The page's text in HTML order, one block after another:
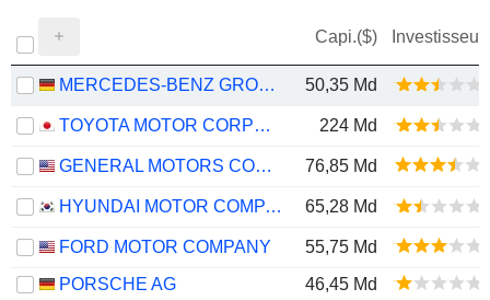
Capi.($) Investisseur
MERCEDES-BENZ GROUP AG 50,35 Md
TOYOTA MOTOR CORPORATION 224 Md
GENERAL MOTORS COMPANY 76,85 Md
HYUNDAI MOTOR COMPANY 65,28 Md
FORD MOTOR COMPANY
55,75 Md
PORSCHE AG
46,45 Md